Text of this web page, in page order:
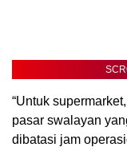
“Untuk
pasar swalayan
dibatasi jam